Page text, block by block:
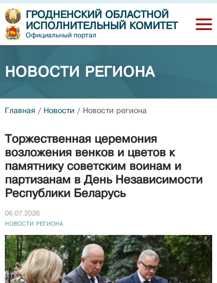
ГРОДНЕНСКИЙ ОБЛАСТНОЙ
ИСПОЛНИТЕЛЬНЫЙ КОМИТЕТ
Официальный портал
НОВОСТИ РЕГИОНА
Главная / Новости / Новости региона
Торжественная церемония
возложения венков и цветов к
памятнику советским воинам и
партизанам в День Независимости
Республики Беларусь
06.07.2026
НОВОСТИ РЕГИОНА